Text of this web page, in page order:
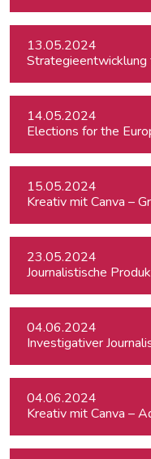
13.05.2024
Strategieentwicklung
14.05.2024
15.05.2024
Kreativ mit Canva –
23.05.2024
Journalistische
04.06.2024
Investigativer
04.06.2024
Kreativ mit Canva –